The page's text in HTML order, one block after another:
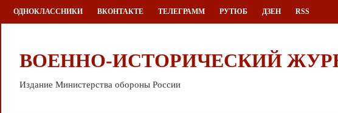
Перейти
к
ОДНОКЛАССНИКИ ВКОНТАКТЕ ТЕЛЕГРАММ РУТЮБ ДЗЕН RSS
ВОЕННО-ИСТОРИЧЕСКИЙ
Издание Министерства обороны России